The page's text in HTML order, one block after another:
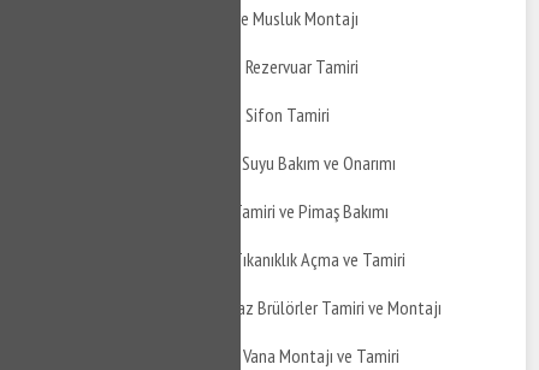
Altıeylül Balıklı Ankastre Musluk Montajı
Altıeylül Balıklı Gömme Rezervuar Tamiri
Altıeylül Balıklı Gömme Sifon Tamiri
Altıeylül Balıklı Yağmur Suyu Bakım ve Onarımı
Altıeylül Balıklı Pimaş Tamiri ve Pimaş Bakımı
Altıeylül Balıklı Pimaş Tıkanıklık Açma ve Tamiri
Altıeylül Balıklı Doğalgaz Brülörler Tamiri ve Montajı
Altıeylül Balıklı Küresel Vana Montajı ve Tamiri